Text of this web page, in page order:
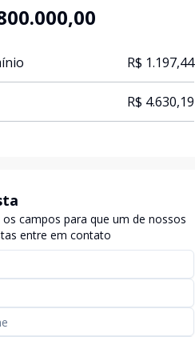
R$ 1.197,44
R$ 4.630,19
os campos para que um de nossos
entre em contato